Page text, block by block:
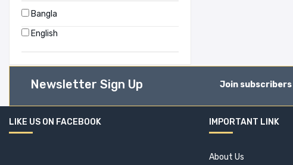
Bangla
English
Newsletter Sign Up Join subscribers
LIKE US ON FACEBOOK IMPORTANT LINK
About Us